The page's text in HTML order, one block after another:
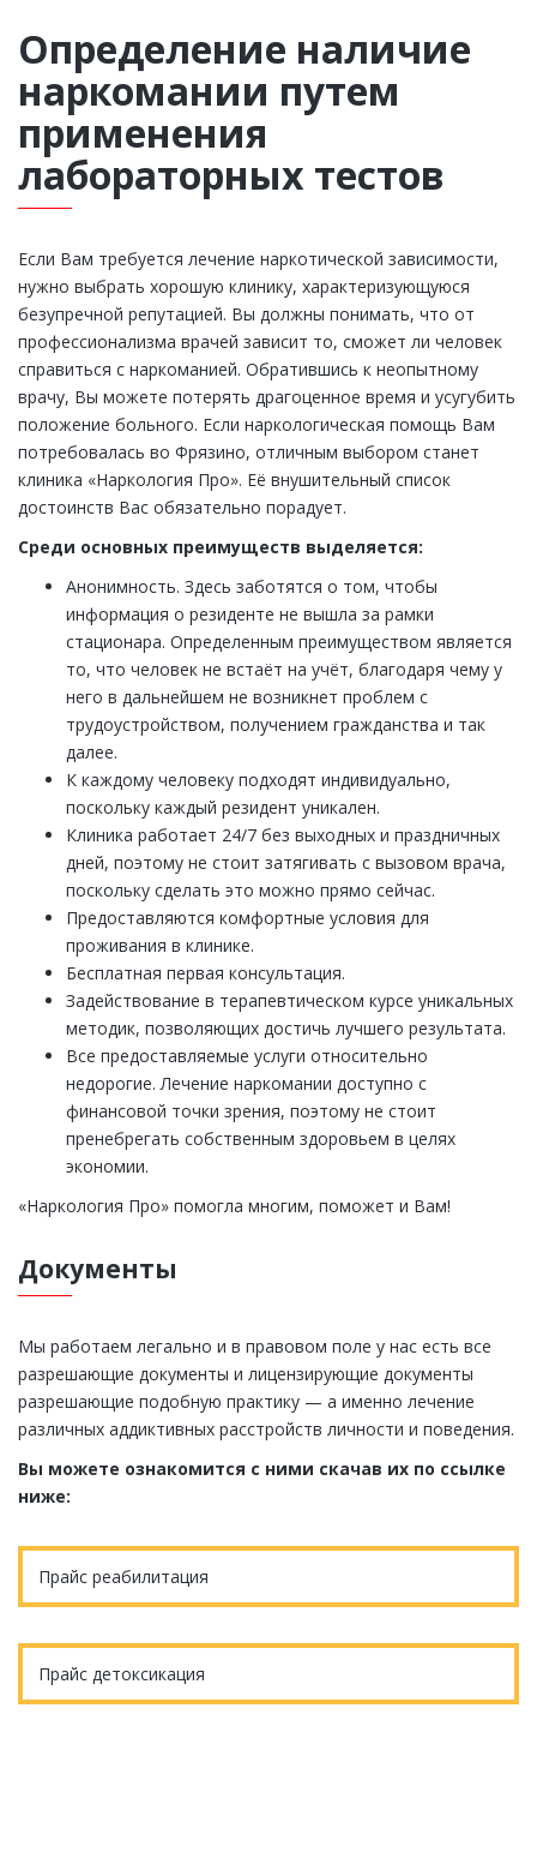
Определение наличие
наркомании путем
применения
лабораторных тестов
Если Вам требуется лечение наркотической зависимости,
нужно выбрать хорошую клинику, характеризующуюся
безупречной репутацией. Вы должны понимать, что от
профессионализма врачей зависит то, сможет ли человек
справиться с наркоманией. Обратившись к неопытному
врачу, Вы можете потерять драгоценное время и усугубить
положение больного. Если наркологическая помощь Вам
потребовалась во Фрязино, отличным выбором станет
клиника «Наркология Про». Её внушительный список
достоинств Вас обязательно порадует.
Среди основных преимуществ выделяется:
Анонимность. Здесь заботятся о том, чтобы
информация о резиденте не вышла за рамки
стационара. Определенным преимуществом является
то, что человек не встаёт на учёт, благодаря чему у
него в дальнейшем не возникнет проблем с
трудоустройством, получением гражданства и так
далее.
К каждому человеку подходят индивидуально,
поскольку каждый резидент уникален.
Клиника работает 24/7 без выходных и праздничных
дней, поэтому не стоит затягивать с вызовом врача,
поскольку сделать это можно прямо сейчас.
Предоставляются комфортные условия для
проживания в клинике.
Бесплатная первая консультация.
Задействование в терапевтическом курсе уникальных
методик, позволяющих достичь лучшего результата.
Все предоставляемые услуги относительно
недорогие. Лечение наркомании доступно с
финансовой точки зрения, поэтому не стоит
пренебрегать собственным здоровьем в целях
экономии.
«Наркология Про» помогла многим, поможет и Вам!
Документы
Мы работаем легально и в правовом поле у нас есть все
разрешающие документы и лицензирующие документы
разрешающие подобную практику — а именно лечение
различных аддиктивных расстройств личности и поведения.
Вы можете ознакомится с ними скачав их по ссылке
ниже:
Прайс реабилитация
Прайс детоксикация